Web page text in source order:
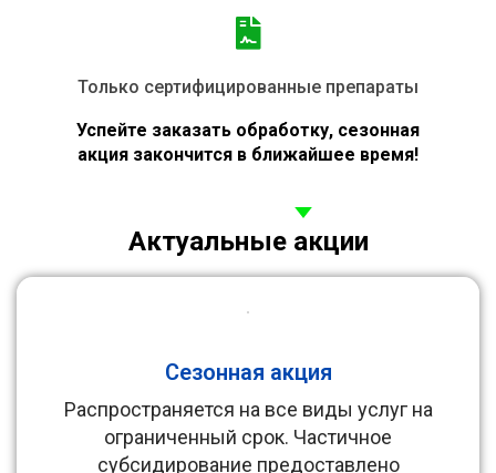
Только сертифицированные препараты
Успейте заказать обработку, сезонная
акция закончится в ближайшее время!
Актуальные акции
Сезонная акция
Распространяется на все виды услуг на
ограниченный срок. Частичное
субсидирование предоставлено